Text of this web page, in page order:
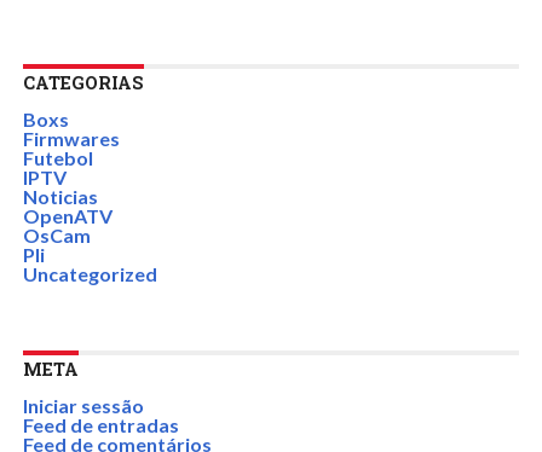
CATEGORIAS
Boxs
Firmwares
Futebol
IPTV
Noticias
OpenATV
OsCam
Pli
Uncategorized
META
Iniciar sessão
Feed de entradas
Feed de comentários